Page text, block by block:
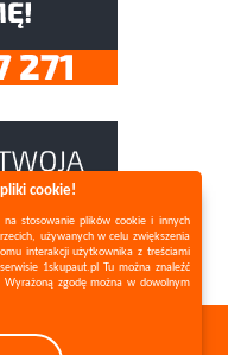
Rights Reserved |
cookie!
na stosowanie plików cookie i innych
używanych w celu zwiększenia
interakcji użytkownika z treściami
1skupaut.pl Tu można znaleźć
Wyrażoną zgodę można w dowolnym